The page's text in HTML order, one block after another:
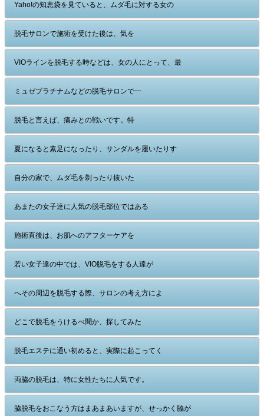
Yaho!の知恵袋を見ていると、ムダ毛に対する女の
脱毛サロンで施術を受けた後は、気を
VIOラインを脱毛する時などは、女の人にとって、最
ミュゼプラチナムなどの脱毛サロンで一
脱毛と言えば、痛みとの戦いです。特
夏になると素足になったり、サンダルを履いたりす
自分の家で、ムダ毛を剃ったり抜いた
あまたの女子達に人気の脱毛部位ではある
施術直後は、お肌へのアフターケアを
若い女子達の中では、VIO脱毛をする人達が
へその周辺を脱毛する際、サロンの考え方によ
どこで脱毛をうけるべ聞か、探してみた
脱毛エステに通い初めると、実際に起こってく
両脇の脱毛は、特に女性たちに人気です。
脇脱毛をおこなう方はまあまあいますが、せっかく脇が